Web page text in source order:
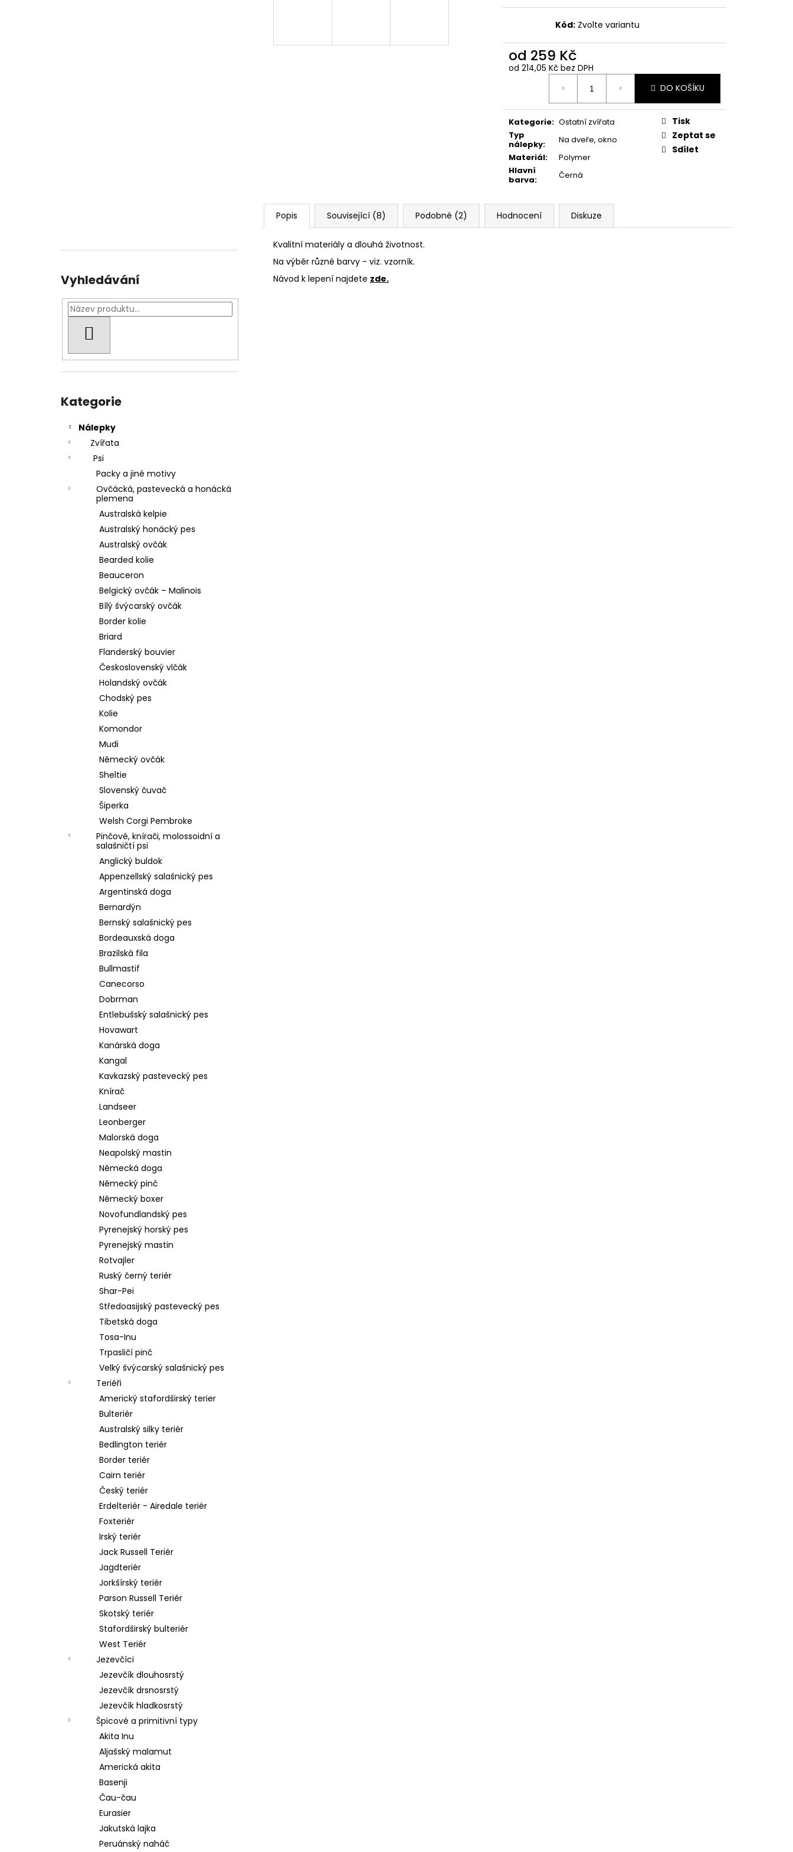
Vyhledávání
kategorie
Kategorie
Nálepky
Zvířata
Psi
Packy a jiné motivy
Ovčácká, pastevecká a honácká
plemena
Australská kelpie
Australský honácký pes
Australský ovčák
Bearded kolie
Beauceron
Belgický ovčák – Malinois
Bílý švýcarský ovčák
Border kolie
Briard
Flanderský bouvier
Československý vlčák
Holandský ovčák
Chodský pes
Kolie
Komondor
Mudi
Německý ovčák
Sheltie
Slovenský čuvač
Šiperka
Welsh Corgi Pembroke
Pinčové, knírači, molossoidní a
salašničtí psi
Anglický buldok
Appenzellský salašnický pes
Argentinská doga
Bernardýn
Bernský salašnický pes
Bordeauxská doga
Brazilská fila
Bullmastif
Canecorso
Dobrman
Entlebušský salašnický pes
Hovawart
Kanárská doga
Kangal
Kavkazský pastevecký pes
Knírač
Landseer
Leonberger
Malorská doga
Neapolský mastin
Německá doga
Německý pinč
Německý boxer
Novofundlandský pes
Pyrenejský horský pes
Pyrenejský mastin
Rotvajler
Ruský černý teriér
Shar-Pei
Středoasijský pastevecký pes
Tibetská doga
Tosa-Inu
Trpasličí pinč
Velký švýcarský salašnický pes
Teriéři
Americký stafordširský terier
Bulteriér
Australský silky teriér
Bedlington teriér
Border teriér
Cairn teriér
Český teriér
Erdelteriér - Airedale teriér
Foxteriér
Irský teriér
Jack Russell Teriér
Jagdteriér
Jorkšírský teriér
Parson Russell Teriér
Skotský teriér
Stafordširský bulteriér
West Teriér
Jezevčíci
Jezevčík dlouhosrstý
Jezevčík drsnosrstý
Jezevčík hladkosrstý
Špicové a primitivní typy
Akita Inu
Aljašský malamut
Americká akita
Basenji
Čau-čau
Eurasier
Jakutská lajka
Peruánský naháč
Kód: Zvolte variantu
od 259 Kč
od 214,05 Kč bez DPH
DO KOŠÍKU
Kategorie: Ostatní zvířata
Typ
nálepky:
Na dveře, okno
Materiál:
Polymer
Hlavní
barva: Černá
Tisk
Zeptat se
Sdílet
Popis Související (8) Podobné (2) Hodnocení Diskuze
Kvalitní materiály a dlouhá životnost.
Na výběr různé barvy - viz. vzorník.
Návod k lepení najdete zde.